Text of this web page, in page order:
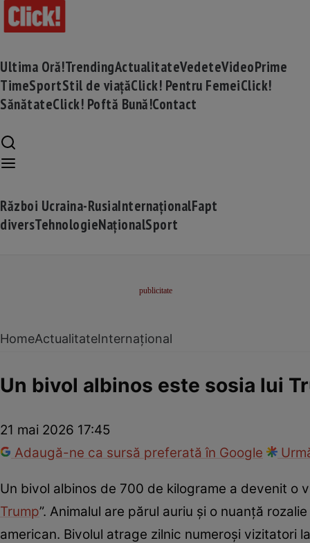
Ultima Oră!TrendingActualitateVedeteVideoPrime
TimeSportStil de viațăClick! Pentru FemeiClick!
SănătateClick! Poftă Bună!Contact
Război Ucraina-RusiaInternaționalFapt
diversTehnologieNaționalSport
HomeActualitateInternațional
Un bivol albinos este sosia lui
21 mai 2026 17:45
Adaugă-ne ca sursă preferată în Google
Un bivol albinos de 700 de kilograme a devenit o
Trump”. Animalul are părul auriu și o nuanță
american. Bivolul atrage zilnic numeroși vizitatori